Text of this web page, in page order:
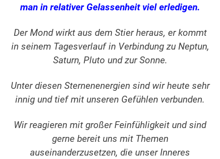
man in relativer Gelassenheit viel erledigen.
Der Mond wirkt aus dem Stier heraus, er kommt
in seinem Tagesverlauf in Verbindung zu Neptun,
Saturn, Pluto und zur Sonne.
Unter diesen Sternenenergien sind wir heute sehr
innig und tief mit unseren Gefühlen verbunden.
Wir reagieren mit großer Feinfühligkeit und sind
gerne bereit uns mit Themen
auseinanderzusetzen, die unser Inneres